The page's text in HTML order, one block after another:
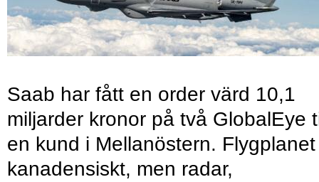
Saab har fått en order värd 10,1
miljarder kronor på två GlobalEye
en kund i Mellanöstern.
kanadensiskt, men radar,